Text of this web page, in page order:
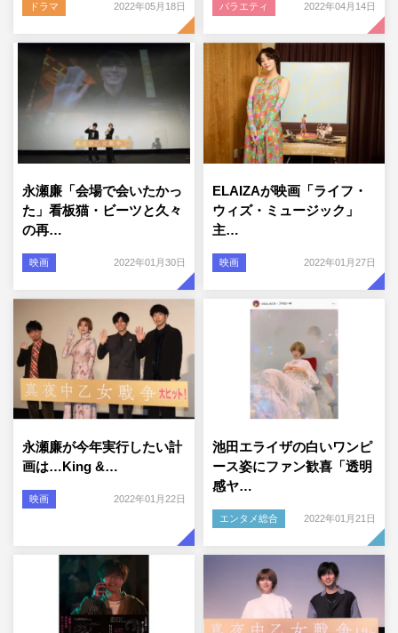
ドラマ 2022年05月18日 バラエティ 2022年04月14日
永瀬廉「会場で会いたかっ
た」看板猫・ビーツと久々
の再…
映画 2022年01月30日
ELAIZAが映画「ライフ・
ウィズ・ミュージック」
主…
映画 2022年01月27日
永瀬廉が今年実行したい計
画は…King &…
映画 2022年01月22日
池田エライザの白いワンピ
ース姿にファン歓喜「透明
感ヤ…
エンタメ総合 2022年01月21日